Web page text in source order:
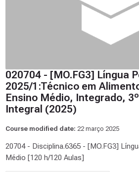
020704 - [MO.FG3] Língua
2025/1:Técnico em
Ensino Médio, Integrado,
Integral (2025)
Course modified date: 22 março 2025
20704 - Disciplina.6365 - [MO.FG3]
Médio [120 h/120 Aulas]